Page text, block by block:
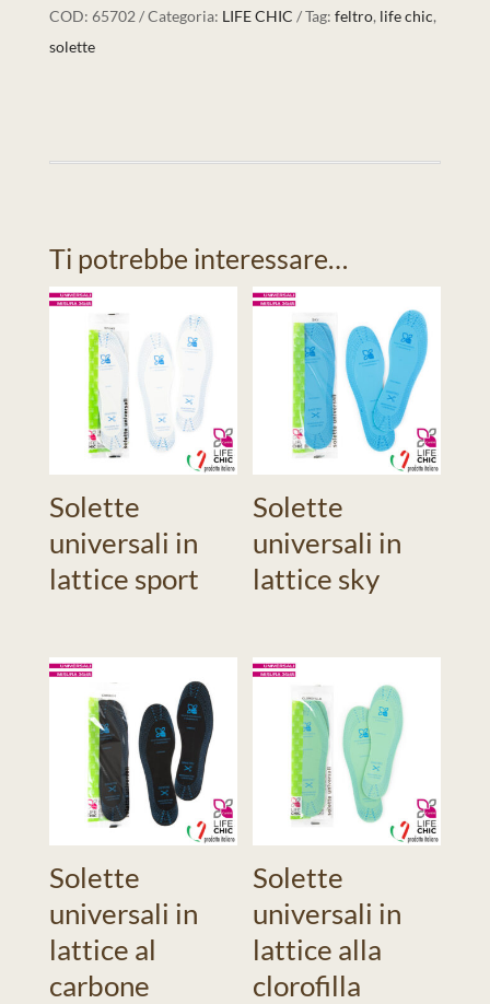
COD: 65702 Categoria: LIFE CHIC Tag: feltro, life chic,
solette
Ti potrebbe interessare…
Solette
universali in
lattice sport
Solette
universali in
lattice sky
Solette
universali in
lattice al
carbone
Solette
universali in
lattice alla
clorofilla